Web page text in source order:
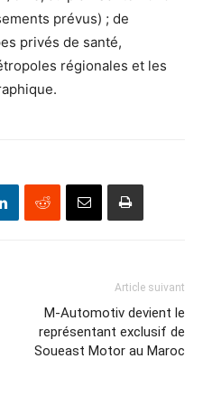
prévus) ; de
privés de santé,
régionales et les
Article suivant
M-Automotiv devient le
représentant exclusif de
Soueast Motor au Maroc